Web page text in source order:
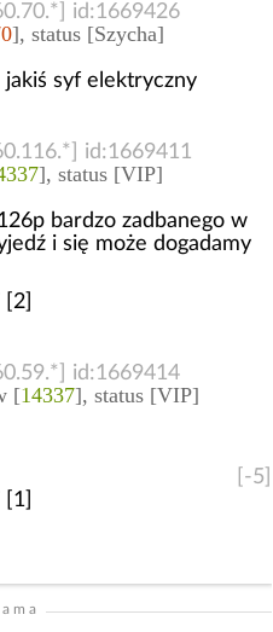
id:1669426
], status [Szycha]
jakiś syf elektryczny
id:1669411
], status [VIP]
bardzo zadbanego w
i się może dogadamy
id:1669414
[14337], status [VIP]
[-5]